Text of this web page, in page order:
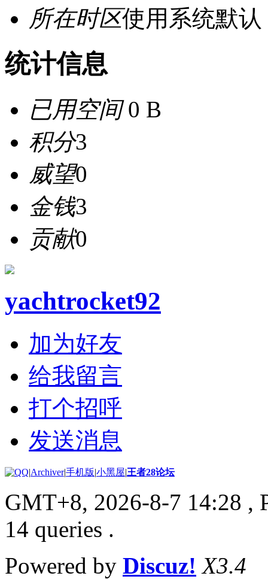
所在时区使用系统默认
统计信息
已用空间0 B
积分3
威望0
金钱3
贡献0
yachtrocket92
加为好友
给我留言
打个招呼
发送消息
|Archiver|手机版|小黑屋|王者28论坛
GMT+8, 2026-8-7 14:28 ,
14 queries .
Powered by Discuz! X3.4